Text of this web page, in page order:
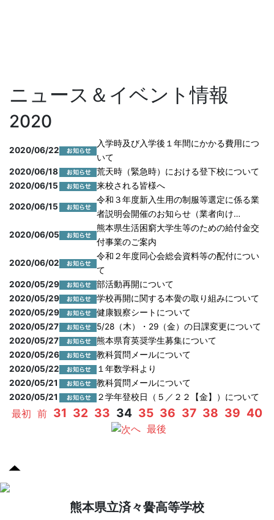
ニュース＆イベント情報
2020
2020/06/22
入学時及び入学後１年間にかかる費用につ
いて
2020/06/18
荒天時（緊急時）における登下校について
2020/06/15
来校される皆様へ
2020/06/15
令和３年度新入生用の制服等選定に係る業
者説明会開催のお知らせ（業者向け…
2020/06/05
熊本県生活困窮大学生等のための給付金交
付事業のご案内
2020/06/02
令和２年度同心会総会資料等の配付につい
て
2020/05/29
部活動再開について
2020/05/29
学校再開に関する本黌の取り組みについて
2020/05/29
健康観察シートについて
2020/05/27
5/28（木）・29（金）の日課変更について
2020/05/27
熊本県育英奨学生募集について
2020/05/26
教科質問メールについて
2020/05/22
１年数学科より
2020/05/21
教科質問メールについて
2020/05/21
２学年登校日（５／２２【金】）について
最初 前 31 32 33 34 35 36 37 38 39 40
へ 最後
熊本県立済々黌高等学校